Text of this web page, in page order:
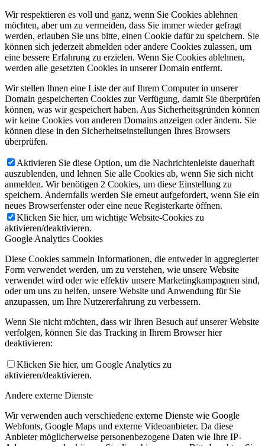
Wir respektieren es voll und ganz, wenn Sie Cookies ablehnen
möchten, aber um zu vermeiden, dass Sie immer wieder gefragt
werden, erlauben Sie uns bitte, einen Cookie dafür zu speichern. Sie
können sich jederzeit abmelden oder andere Cookies zulassen, um
eine bessere Erfahrung zu erzielen. Wenn Sie Cookies ablehnen,
werden alle gesetzten Cookies in unserer Domain entfernt.
Wir stellen Ihnen eine Liste der auf Ihrem Computer in unserer
Domain gespeicherten Cookies zur Verfügung, damit Sie überprüfen
können, was wir gespeichert haben. Aus Sicherheitsgründen können
wir keine Cookies von anderen Domains anzeigen oder ändern. Sie
können diese in den Sicherheitseinstellungen Ihres Browsers
überprüfen.
Aktivieren Sie diese Option, um die Nachrichtenleiste dauerhaft
auszublenden, und lehnen Sie alle Cookies ab, wenn Sie sich nicht
anmelden. Wir benötigen 2 Cookies, um diese Einstellung zu
speichern. Andernfalls werden Sie erneut aufgefordert, wenn Sie ein
neues Browserfenster oder eine neue Registerkarte öffnen.
Klicken Sie hier, um wichtige Website-Cookies zu
aktivieren/deaktivieren.
Google Analytics Cookies
Diese Cookies sammeln Informationen, die entweder in aggregierter
Form verwendet werden, um zu verstehen, wie unsere Website
verwendet wird oder wie effektiv unsere Marketingkampagnen sind,
oder um uns zu helfen, unsere Website und Anwendung für Sie
anzupassen, um Ihre Nutzererfahrung zu verbessern.
Wenn Sie nicht möchten, dass wir Ihren Besuch auf unserer Website
verfolgen, können Sie das Tracking in Ihrem Browser hier
deaktivieren:
Klicken Sie hier, um Google Analytics zu
aktivieren/deaktivieren.
Andere externe Dienste
Wir verwenden auch verschiedene externe Dienste wie Google
Webfonts, Google Maps und externe Videoanbieter. Da diese
Anbieter möglicherweise personenbezogene Daten wie Ihre IP-